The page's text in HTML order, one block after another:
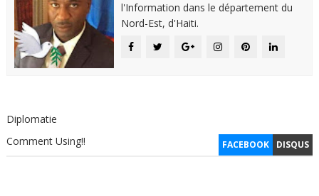
l'Information dans le département du
Nord-Est, d'Haiti.
Diplomatie
FACEBOOK DISQUS
Comment Using!!